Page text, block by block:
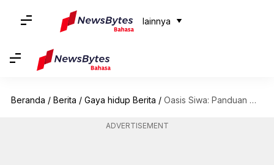
lainnya
Beranda / Berita / Gaya hidup Berita / Oasis Siwa: Panduan Wisata Menuju Permata Tersembunyi Di Mesir
ADVERTISEMENT